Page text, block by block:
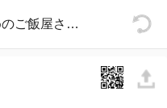
おひとり様おすすめのご飯屋さん ~原宿編~